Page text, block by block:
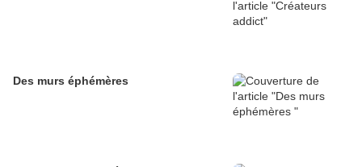
Des murs éphémères